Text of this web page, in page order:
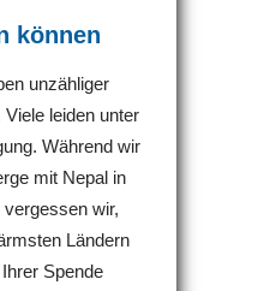
können
unzähliger
leiden unter
Während wir
mit Nepal in
vergessen wir,
Ländern
Spende